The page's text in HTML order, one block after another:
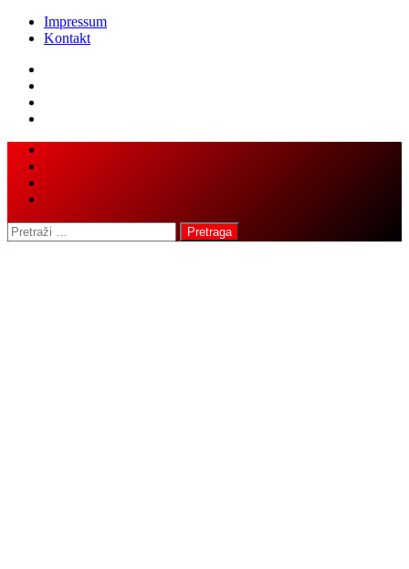
Impressum
Kontakt
Facebook
Twitter
LinkedIn
WhatsApp
Viber
Back
button
Close
Pretraga: